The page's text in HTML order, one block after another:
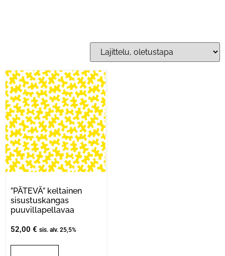
”PÄTEVÄ” keltainen
sisustuskangas
puuvillapellavaa
52,00 € sis. alv. 25,5%